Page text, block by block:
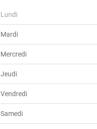
Lundi
Mardi
Mercredi
Jeudi
Vendredi
Samedi